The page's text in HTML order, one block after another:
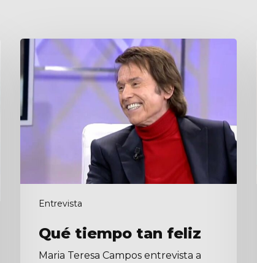
Entrevista
Qué
tiempo
tan
Qué tiempo tan feliz
Maria Teresa Campos entrevista a